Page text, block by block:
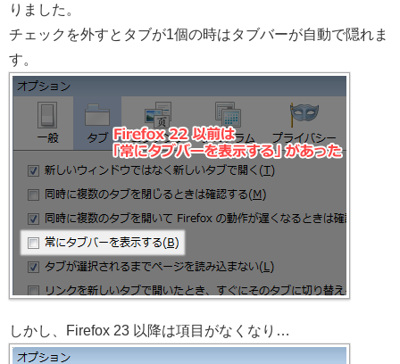
りました。
チェックを外すとタブが1個の時はタブバーが自動で隠れま
す。
しかし、Firefox 23 以降は項目がなくなり…